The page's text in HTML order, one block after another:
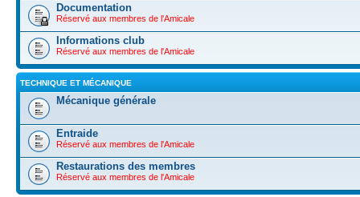
Documentation
Réservé aux membres de l'Amicale
Informations club
Réservé aux membres de l'Amicale
TECHNIQUE ET MÉCANIQUE
Mécanique générale
Entraide
Réservé aux membres de l'Amicale
Restaurations des membres
Réservé aux membres de l'Amicale